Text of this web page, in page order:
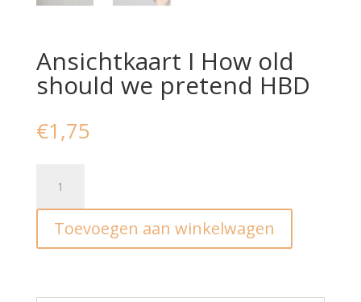
Ansichtkaart I How old
should we pretend HBD
€1,75
How
should
Toevoegen aan winkelwagen